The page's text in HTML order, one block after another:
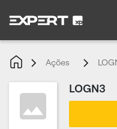
Ações
LOGN3